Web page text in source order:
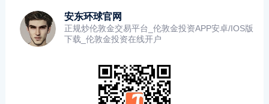
安东环球官网
正规炒伦敦金交易平台_伦敦金投资APP安卓/IOS版
下载_伦敦金投资在线开户